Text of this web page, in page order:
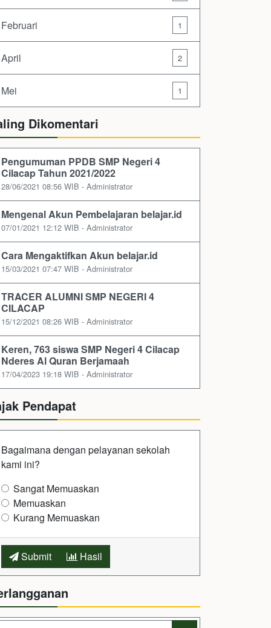
Februari 1
April 2
Mei 1
Dikomentari
Pengumuman PPDB SMP Negeri 4
Cilacap Tahun 2021/2022
28/06/2021 08:56 WIB - Administrator
Mengenal Akun Pembelajaran belajar.id
07/01/2021 12:12 WIB - Administrator
Cara Mengaktifkan Akun belajar.id
15/03/2021 07:47 WIB - Administrator
TRACER ALUMNI SMP NEGERI 4
CILACAP
15/12/2021 08:26 WIB - Administrator
Keren, 763 siswa SMP Negeri 4 Cilacap
Nderes Al Quran Berjamaah
17/04/2023 19:18 WIB - Administrator
Pendapat
Bagaimana dengan pelayanan sekolah
kami ini?
Sangat Memuaskan
Memuaskan
Kurang Memuaskan
Submit Hasil